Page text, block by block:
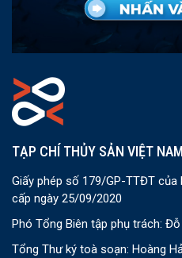
TẠP CHÍ THỦY SẢN VIỆT NAM
Giấy phép số 179/GP-TTĐT
cấp ngày 25/09/2020
Phó Tổng Biên tập phụ trách:
Tổng Thư ký toà soạn: Hoàng